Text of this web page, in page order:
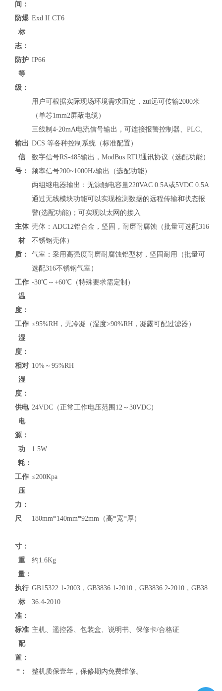
间：
防爆
标
志：
Exd II CT6
防护
等
级：
IP66
输出
信
号：
用户可根据实际现场环境需求而定，zui远可传输2000米
（单芯1mm2屏蔽电缆）
三线制4-20mA电流信号输出，可连接报警控制器、PLC、
DCS 等各种控制系统（标准配置）
数字信号RS-485输出， ModBus RTU通讯协议 （选配功能）
频率信号200~1000Hz输出（选配功能）
两组继电器输出：无源触电容量220VAC 0.5A或5VDC 0.5A
通过无线模块功能可以实现检测数据的远程传输和状态报
警(选配功能)；可实现以太网的接入
主体
材
质：
壳体：ADC12铝合金，坚固，耐磨耐腐蚀（批量可选配316
不锈钢壳体）
气室：采用高强度耐磨耐腐蚀铝型材，坚固耐用（批量可
选配316不锈钢气室）
工作
温
度：
-30℃～+60℃（特殊要求需定制）
工作
湿
度：
≤95%RH，无冷凝（湿度>90%RH，凝露可配过滤器）
相对
湿
度：
10%～95%RH
供电
电
源：
24VDC（正常工作电压范围12～30VDC）
功
耗：
1.5W
工作
压
力：
≤200Kpa
尺
寸：
180mm*140mm*92mm（高*宽*厚）
重
量：
约1.6Kg
执行
标
准：
GB15322.1-2003，GB3836.1-2010，GB3836.2-2010，GB38
36.4-2010
标准
配
置：
主机、遥控器、包装盒、说明书、保修卡/合格证
*： 整机质保壹年，保修期内免费维修。